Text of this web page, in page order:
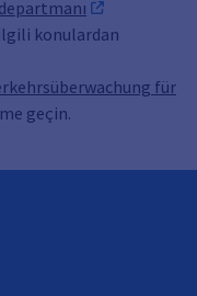
konulardan
für
geçin.